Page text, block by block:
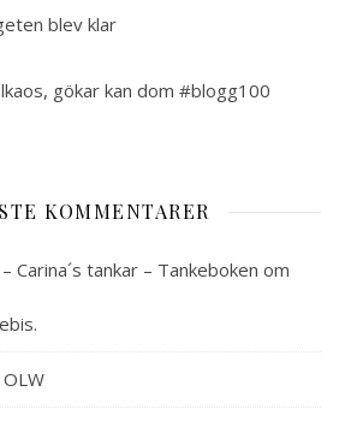
blev klar
gökar kan dom #blogg100
KOMMENTARER
Carina´s tankar – Tankeboken om